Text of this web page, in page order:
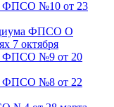
ФПСО №10 от 23
ФПСО О
7 октября
ФПСО №9 от 20
ФПСО №8 от 22